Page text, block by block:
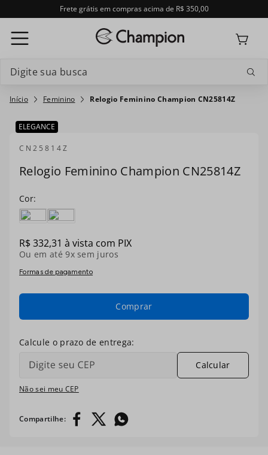
Frete grátis em compras acima de R$ 350,00
Feminino Relogio Feminino Champion CN25814Z
ELEGANCE
CN25814Z
Relogio Feminino Champion CN25814Z
R$332,31 à vista com PIX
Ou em até9x sem juros
Formas de pagamento
Comprar
Não sei meu CEP
Calcular
Termos mais buscados
1º relogio feminino
º relogio champion feminino
relogio masculino
º troca-pulseira
º digital
º masculino
relogio prata dourado